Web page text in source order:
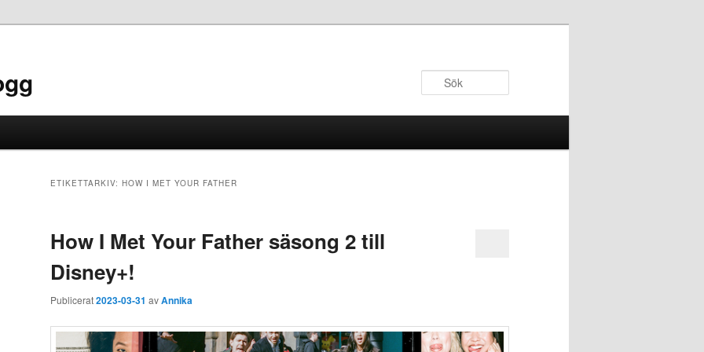
ETIKETTARKIV: HOW I MET YOUR FATHER
How I Met Your Father säsong 2 till
Disney+!
Publicerat2023-03-31 avAnnika